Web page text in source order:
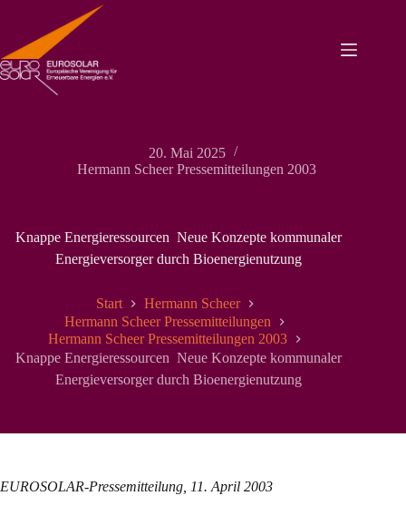
springen
20. Mai 2025
Hermann Scheer Pressemitteilungen 2003
Knappe Energieressourcen  Neue Konzepte kommunaler
Energieversorger durch Bioenergienutzung
Start
Hermann Scheer
Hermann Scheer Pressemitteilungen
Hermann Scheer Pressemitteilungen 2003
Knappe Energieressourcen  Neue Konzepte kommunaler
Energieversorger durch Bioenergienutzung
EUROSOLAR-Pressemitteilung, 11. April 2003